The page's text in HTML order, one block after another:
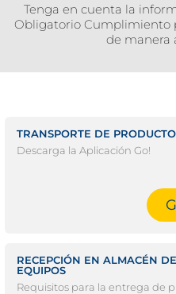
Tenga en cuenta la
Obligatorio Cumplimiento
de manera
TRANSPORTE DE
Descarga la Aplicación Go!
RECEPCIÓN EN ALMACÉN
EQUIPOS
Requisitos para la entrega de